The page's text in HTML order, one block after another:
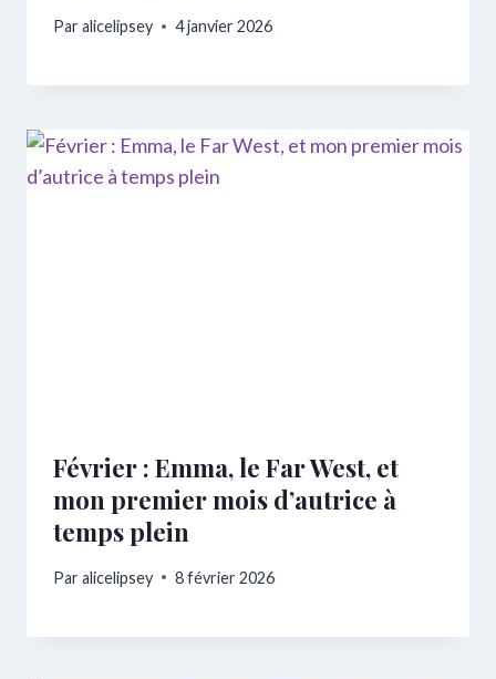
Paralicelipsey 4 janvier 2026
Février : Emma, le Far West, et
mon premier mois d’autrice à
temps plein
Paralicelipsey 8 février 2026